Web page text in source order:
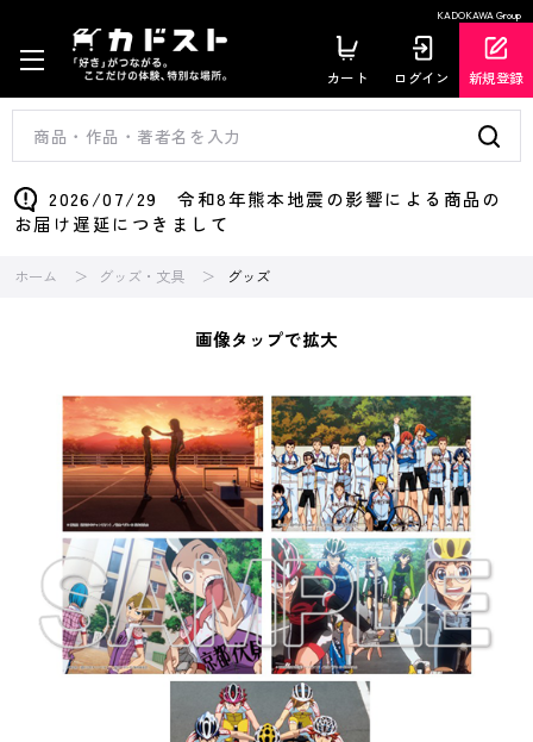
KADOKAWA Group
カート ログイン 新規登録
2026/07/29 令和8年熊本地震の影響による商品の
お届け遅延につきまして
ホーム グッズ・文具 グッズ
画像タップで拡大